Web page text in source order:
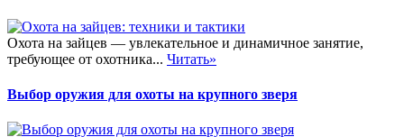
Охота на зайцев — увлекательное и динамичное занятие,
требующее от охотника... Читать»
Выбор оружия для охоты на крупного зверя